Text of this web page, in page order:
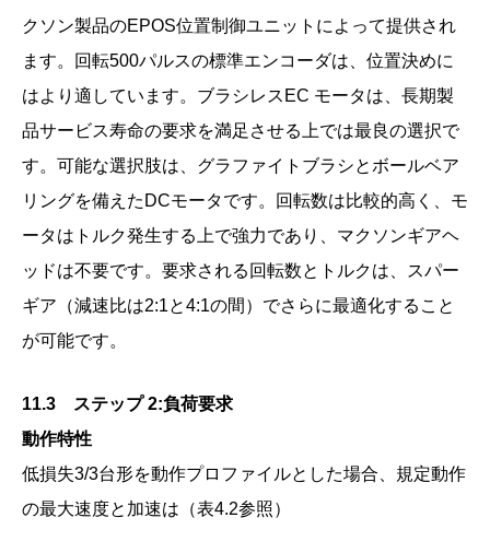
クソン製品のEPOS位置制御ユニットによって提供され
ます。回転500パルスの標準エンコーダは、位置決めに
はより適しています。ブラシレスEC モータは、長期製
品サービス寿命の要求を満足させる上では最良の選択で
す。可能な選択肢は、グラファイトブラシとボールベア
リングを備えたDCモータです。回転数は比較的高く、モ
ータはトルク発生する上で強力であり、マクソンギアヘ
ッドは不要です。要求される回転数とトルクは、スパー
ギア（減速比は2:1と4:1の間）でさらに最適化すること
が可能です。
11.3 ステップ 2:負荷要求
動作特性
低損失3/3台形を動作プロファイルとした場合、規定動作
の最大速度と加速は（表4.2参照）